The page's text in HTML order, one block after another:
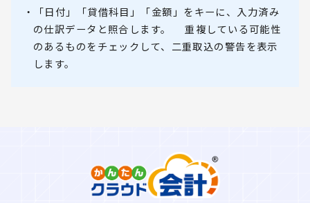
・「日付」「貸借科目」「金額」をキーに、入力済み
の仕訳データと照合します。 重複している可能性
のあるものをチェックして、二重取込の警告を表示
します。